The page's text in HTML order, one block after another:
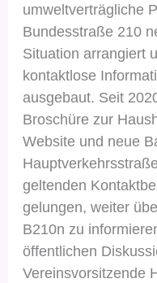
umweltverträgliche
Bundesstraße 210
Situation arrangiert
kontaktlose
ausgebaut. Seit
Broschüre zur
Website und neue
geltenden
gelungen, weiter
B210n zu
öffentlichen
Vereinsvorsitzende